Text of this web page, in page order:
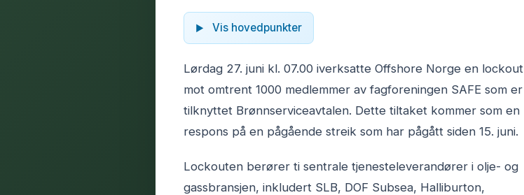
Vis hovedpunkter
Lørdag 27. juni kl. 07.00 iverksatte Offshore Norge en lockout
mot omtrent 1000 medlemmer av fagforeningen SAFE som er
tilknyttet Brønnserviceavtalen. Dette tiltaket kommer som en
respons på en pågående streik som har pågått siden 15. juni.
Lockouten berører ti sentrale tjenesteleverandører i olje- og
gassbransjen, inkludert SLB, DOF Subsea, Halliburton,